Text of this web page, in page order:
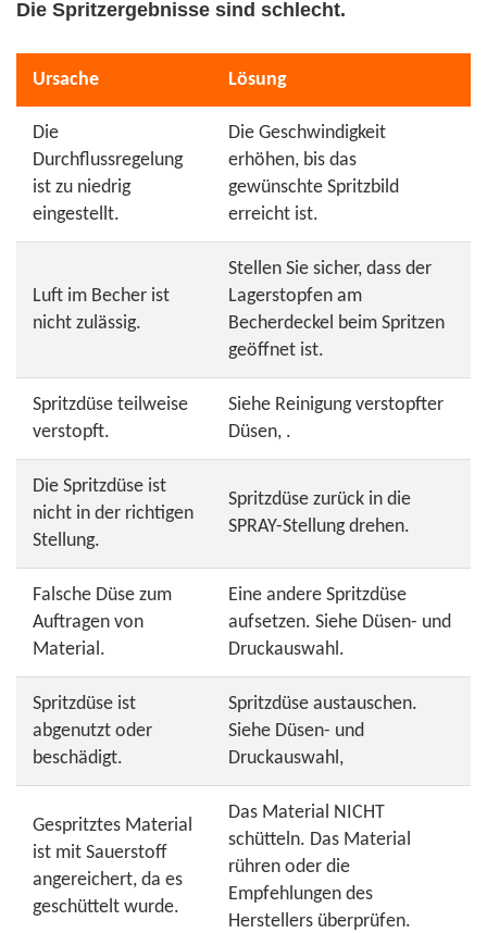
Die Spritzergebnisse sind schlecht.
Ursache Lösung
Die
Durchflussregelung
ist zu niedrig
eingestellt.
Die Geschwindigkeit
erhöhen, bis das
gewünschte Spritzbild
erreicht ist.
Luft im Becher ist
nicht zulässig.
Stellen Sie sicher, dass der
Lagerstopfen am
Becherdeckel beim Spritzen
geöffnet ist.
Spritzdüse teilweise
verstopft.
Siehe Reinigung verstopfter
Düsen, .
Die Spritzdüse ist
nicht in der richtigen
Stellung.
Spritzdüse zurück in die
SPRAY-Stellung drehen.
Falsche Düse zum
Auftragen von
Material.
Eine andere Spritzdüse
aufsetzen. Siehe Düsen- und
Druckauswahl.
Spritzdüse ist
abgenutzt oder
beschädigt.
Spritzdüse austauschen.
Siehe Düsen- und
Druckauswahl,
Gespritztes Material
ist mit Sauerstoff
angereichert, da es
geschüttelt wurde.
Das Material NICHT
schütteln. Das Material
rühren oder die
Empfehlungen des
Herstellers überprüfen.